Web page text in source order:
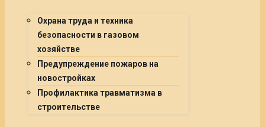
Охрана труда и техника
безопасности в газовом
хозяйстве
Предупреждение пожаров на
новостройках
Профилактика травматизма в
строительстве